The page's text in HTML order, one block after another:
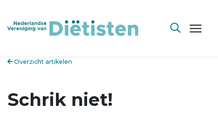
Overzicht artikelen
Schrik niet!